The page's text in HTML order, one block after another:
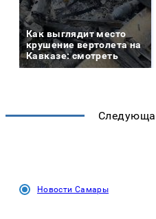
Как выглядит место
крушение вертолета на
Кавказе: смотреть
Новости Самары